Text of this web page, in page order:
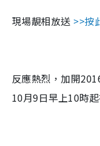
現場靚相放送 >>按
反應熱烈，加開
10月9日早上10時